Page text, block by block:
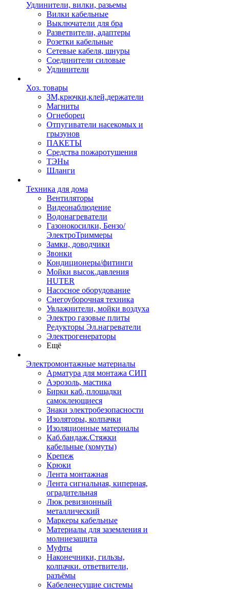
Удлинители, вилки, разьемы
Вилки кабельные
Выключатели для бра
Разветвители, адаптеры
Розетки кабельные
Сетевые кабеля, шнуры
Соединители силовые
Удлинители
Хоз. товары
ЗМ,крючки,клей,держатели
Магниты
Огнеборец
Отпугиватели насекомых и
грызунов
ПАКЕТЫ
Средства пожаротушения
ТЭНы
Шланги
Техника для дома
Вентиляторы
Видеонаблюдение
Водонагреватели
Газонокосилки, Бензо/
ЭлектроТриммеры
Замки, доводчики
Звонки
Кондиционеры/фитинги
Мойки высок.давления
HUTER
Насосное оборудование
Снегоуборочная техника
Увлажнители, мойки воздуха
Электро газовые плиты
Редукторы Эл.нагреватели
Электрогенераторы
Ещё
Электромонтажные материалы
Арматура для монтажа СИП
Аэрозоль, мастика
Бирки каб.,площадки
самоклеющиеся
Знаки электробезопасности
Изоляторы, колпачки
Изоляционные материалы
Каб.бандаж.Стяжки
кабельные (хомуты)
Крепеж
Крюки
Лента монтажная
Лента сигнальная, киперная,
оградительная
Люк ревизионный
металлический
Маркеры кабельные
Материалы для заземления и
молниезащита
Муфты
Наконечники, гильзы,
колпачки. ответвители,
разъёмы
Кабеленесущие системы